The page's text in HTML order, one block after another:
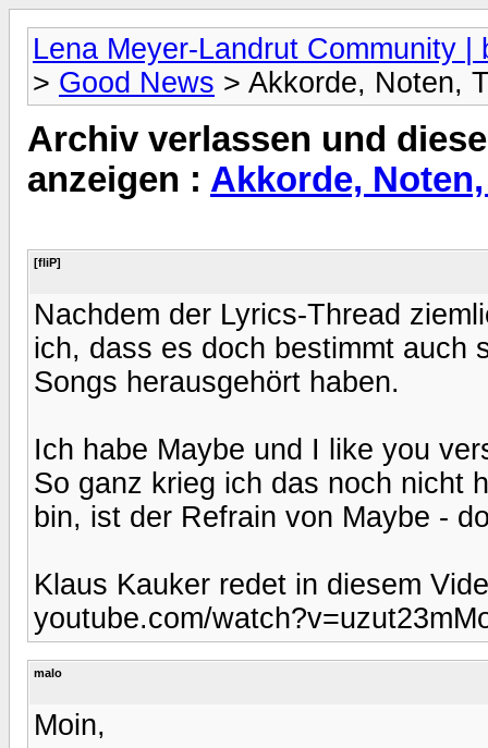
Lena Meyer-Landrut Community |
> Good News > Akkorde, Noten,
Archiv verlassen und
anzeigen : Akkorde,
[fliP]
Nachdem der Lyrics-Thread
ich, dass es doch bestimmt auch
Songs herausgehört haben.
Ich habe Maybe und I like you
So ganz krieg ich das noch nicht
bin, ist der Refrain von Maybe -
Klaus Kauker redet in diesem
youtube.com/
malo
Moin,